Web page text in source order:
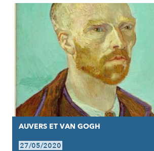
AUVERS ET VAN GOGH
27/05/2020